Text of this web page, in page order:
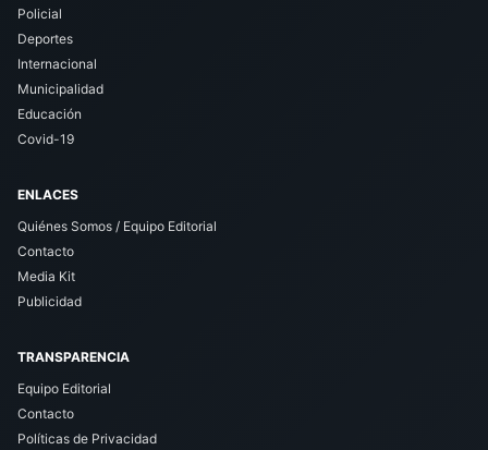
Policial
Deportes
Internacional
Municipalidad
Educación
Covid-19
ENLACES
Quiénes Somos / Equipo Editorial
Contacto
Media Kit
Publicidad
TRANSPARENCIA
Equipo Editorial
Contacto
Políticas de Privacidad